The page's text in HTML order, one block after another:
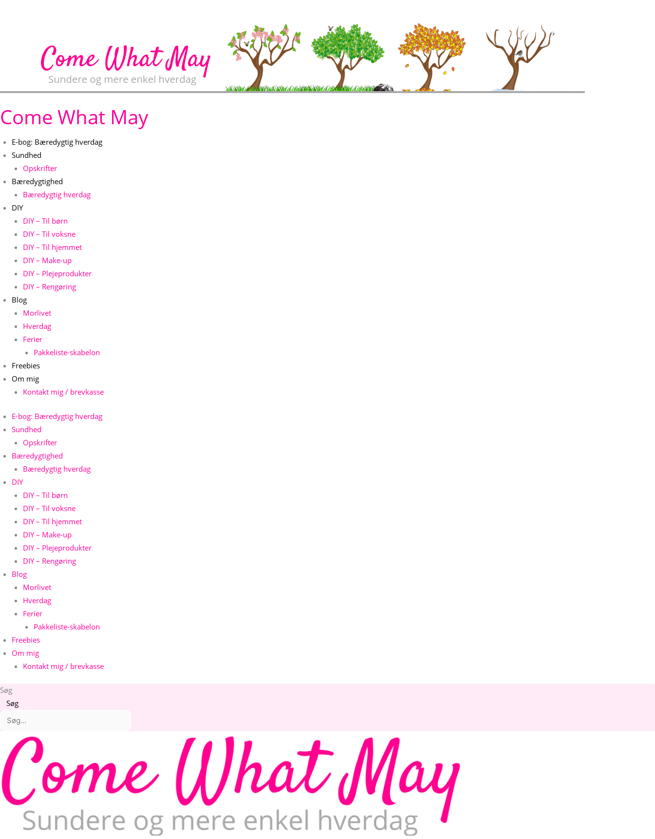
Come What May
E-bog: Bæredygtig hverdag
Sundhed
Opskrifter
Bæredygtighed
Bæredygtig hverdag
DIY
DIY – Til børn
DIY – Til voksne
DIY – Til hjemmet
DIY – Make-up
DIY – Plejeprodukter
DIY – Rengøring
Blog
Morlivet
Hverdag
Ferier
Pakkeliste-skabelon
Freebies
Om mig
Kontakt mig / brevkasse
E-bog: Bæredygtig hverdag
Sundhed
Opskrifter
Bæredygtighed
Bæredygtig hverdag
DIY
DIY – Til børn
DIY – Til voksne
DIY – Til hjemmet
DIY – Make-up
DIY – Plejeprodukter
DIY – Rengøring
Blog
Morlivet
Hverdag
Ferier
Pakkeliste-skabelon
Freebies
Om mig
Kontakt mig / brevkasse
Søg
Søg